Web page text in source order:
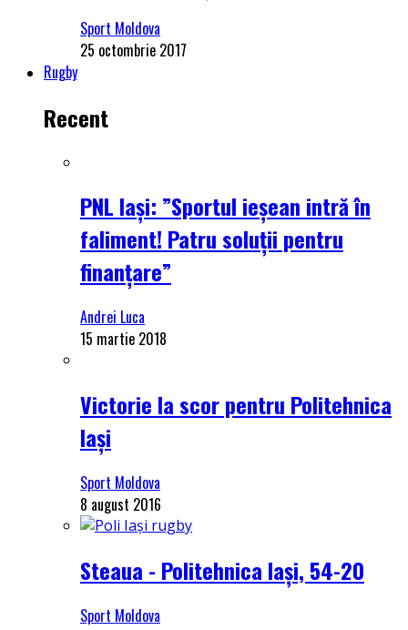
Sport Moldova
25 octombrie 2017
Rugby
Recent
PNL Iași: ”Sportul ieșean intră în
faliment! Patru soluții pentru
finanțare”
Andrei Luca
15 martie 2018
Victorie la scor pentru Politehnica
Iași
Sport Moldova
8 august 2016
Steaua - Politehnica Iași, 54-20
Sport Moldova